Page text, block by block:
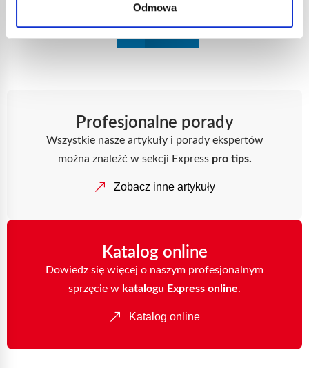
Odmowa
Profesjonalne porady
Wszystkie nasze artykuły i porady ekspertów
można znaleźć w sekcji Express pro tips.
Zobacz inne artykuły
Katalog online
Dowiedz się więcej o naszym profesjonalnym
sprzęcie w katalogu Express online.
Katalog online